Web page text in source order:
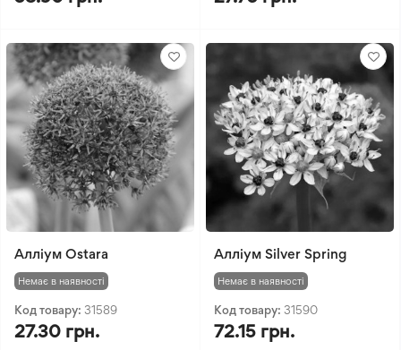
Алліум Ostara
Немає в наявності
Код товару: 31589
27.30 грн.
Алліум Silver Spring
Немає в наявності
Код товару: 31590
72.15 грн.